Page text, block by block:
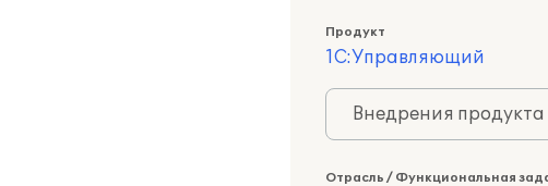
Продукт
1С:Управляющий
Внедрения
Отрасль / Функциональная